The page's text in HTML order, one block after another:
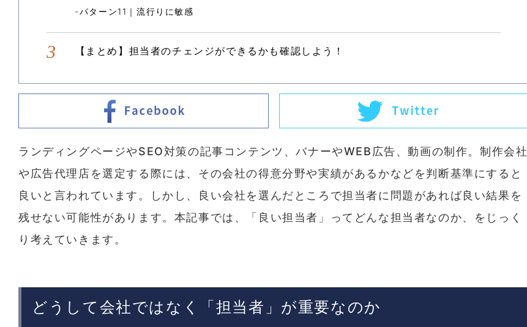
パターン11｜流行りに敏感
【まとめ】担当者のチェンジができるかも確認しよう！
ランディングページやSEO対策の記事コンテンツ、バナーやWEB広告、動画の制作。制作会社
や広告代理店を選定する際には、その会社の得意分野や実績があるかなどを判断基準にすると
良いと言われています。しかし、良い会社を選んだところで担当者に問題があれば良い結果を
残せない可能性があります。本記事では、「良い担当者」ってどんな担当者なのか、をじっく
り考えていきます。
どうして会社ではなく「担当者」が重要なのか